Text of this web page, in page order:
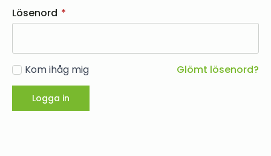
Lösenord *
Kom ihåg mig Glömt lösenord?
Logga in